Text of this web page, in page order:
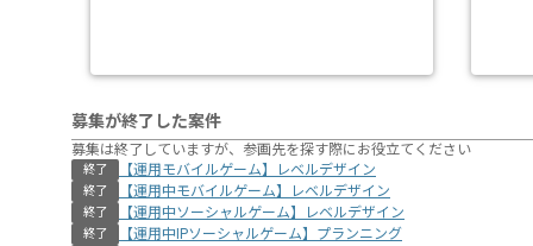
募集が終了した案件
募集は終了していますが、参画先を探す際にお役立てください
終了 【運用モバイルゲーム】レベルデザイン
終了 【運用中モバイルゲーム】レベルデザイン
終了 【運用中ソーシャルゲーム】レベルデザイン
終了 【運用中IPソーシャルゲーム】プランニング